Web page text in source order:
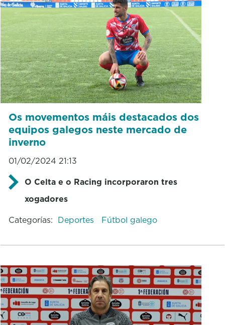
Os movementos máis destacados dos
equipos galegos neste mercado de
inverno
01/02/2024 21:13
O Celta e o Racing incorporaron tres
xogadores
Categorías: Deportes Fútbol galego